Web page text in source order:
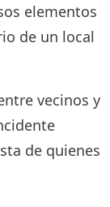
elementos
de un local
vecinos y
de quienes